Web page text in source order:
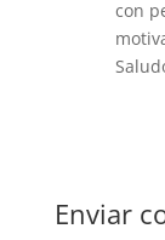
con
Enviar